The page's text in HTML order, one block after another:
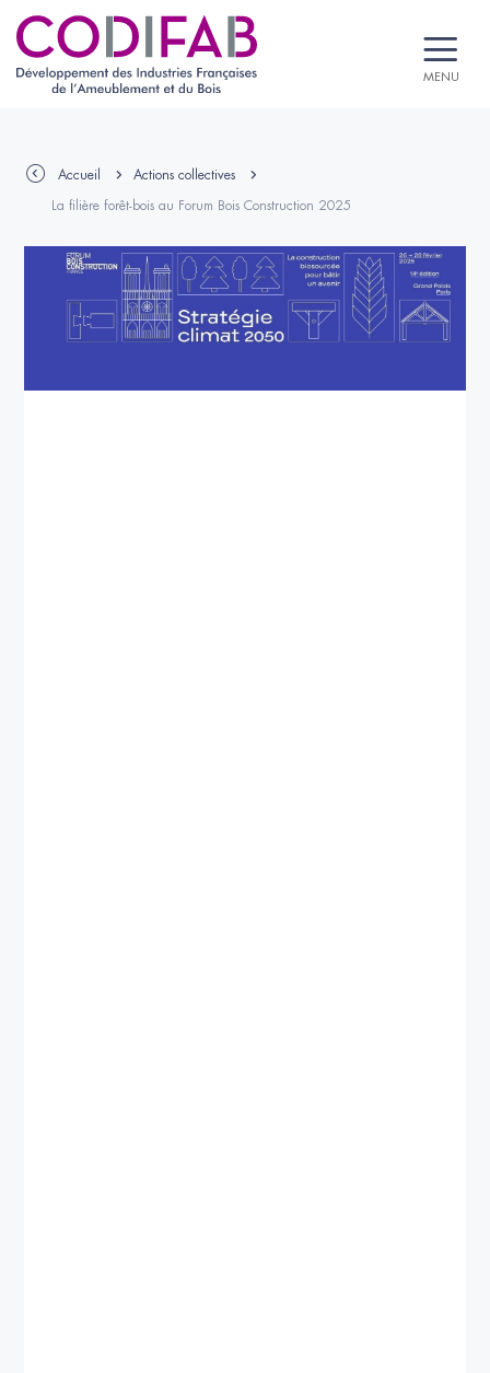
MENU
Accueil Actions collectives
La filière forêt-bois au Forum Bois Construction 2025